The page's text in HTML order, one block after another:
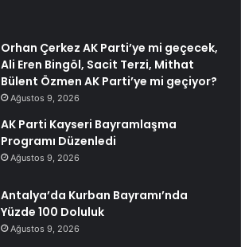
Orhan Çerkez AK Parti’ye mi geçecek,
Ali Eren Bingöl, Sacit Terzi, Mithat
Bülent Özmen AK Parti’ye mi geçiyor?
Ağustos 9, 2026
AK Parti Kayseri Bayramlaşma
Programı Düzenledi
Ağustos 9, 2026
Antalya’da Kurban Bayramı’nda
Yüzde 100 Doluluk
Ağustos 9, 2026